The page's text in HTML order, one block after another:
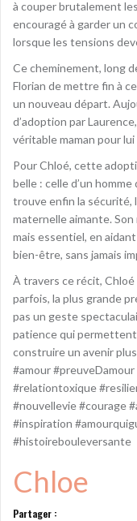
à couper brutalement
encouragé à garder un
lorsque les tensions
Ce cheminement, long
Florian de mettre fin à
un nouveau départ.
d’adoption par
véritable maman pour lui
Pour Chloé, cette
belle : celle d’un
trouve enfin la sécurité,
maternelle aimante.
mais essentiel, en
bien-être, sans jamais
À travers ce récit, Chloé
parfois, la plus grande
pas un geste
patience qui
construire un avenir
#amour
#relationtoxique
#nouvellevie #courage
#inspiration
#histoirebouleversante
Chloe
Partager :